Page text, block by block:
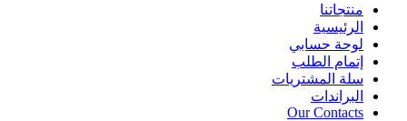
منتجاتنا
الرئيسية
لوحة حسابي
إتمام الطلب
سلة المشتريات
البراندات
Our Contacts